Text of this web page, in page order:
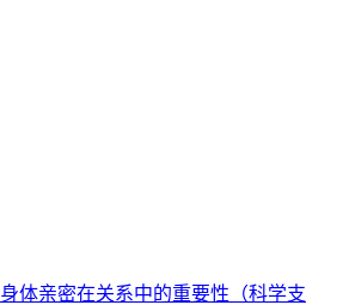
身体亲密在关系中的重要性（科学支